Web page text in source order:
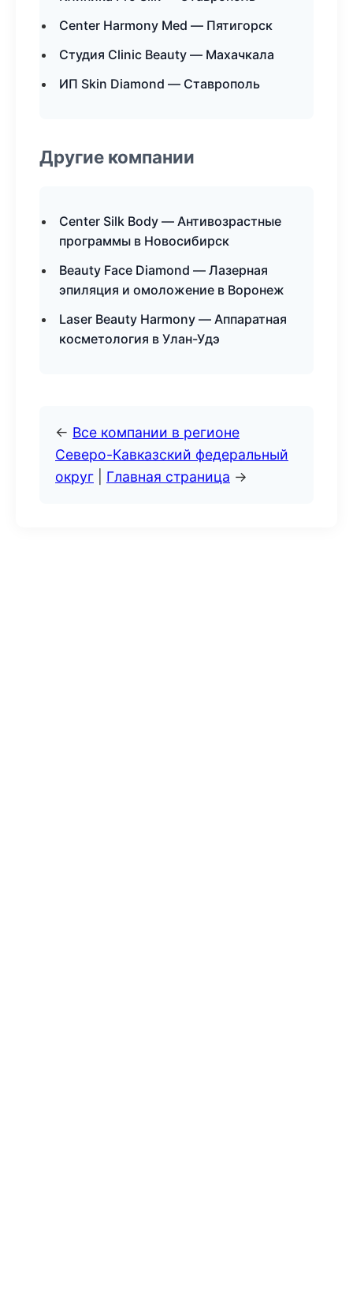
Center Harmony Med — Пятигорск
Студия Clinic Beauty — Махачкала
ИП Skin Diamond — Ставрополь
Другие компании
Center Silk Body — Антивозрастные
программы в Новосибирск
Beauty Face Diamond — Лазерная
эпиляция и омоложение в Воронеж
Laser Beauty Harmony — Аппаратная
косметология в Улан-Удэ
← Все компании в регионе
Северо-Кавказский федеральный
округ
Главная страница →